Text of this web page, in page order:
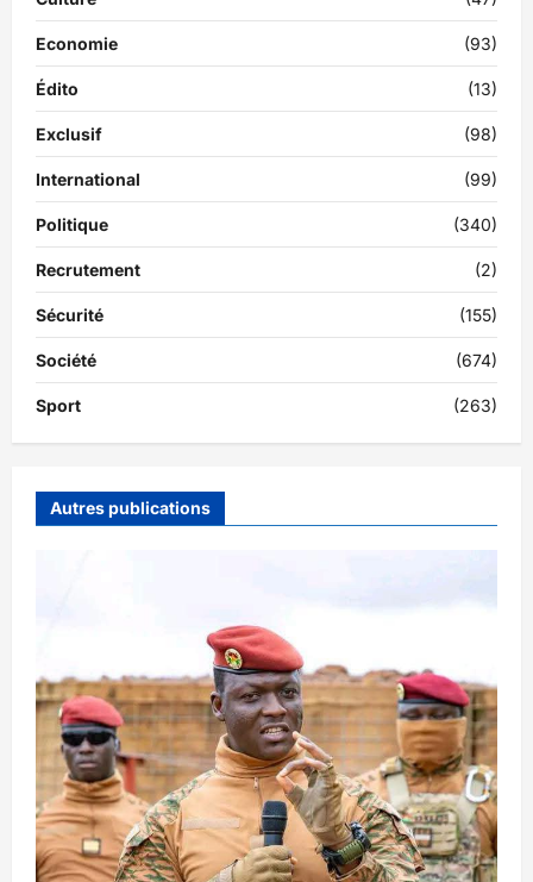
Economie (93)
Édito (13)
Exclusif (98)
International (99)
Politique (340)
Recrutement (2)
Sécurité (155)
Société (674)
Sport (263)
Autres publications